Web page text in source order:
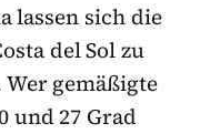
lassen sich die
del Sol zu
gemäßigte
und 27 Grad